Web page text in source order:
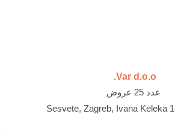
Var d.o.o.
‏ عدد 25 عروض